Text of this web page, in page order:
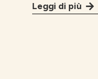
Leggi di più